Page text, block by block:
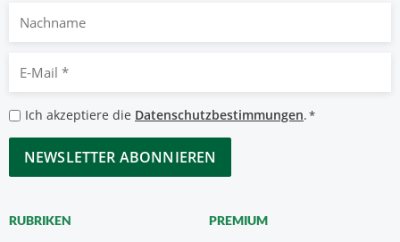
Nachname
Mail
*
Datenschutzbestimmungen
*
Ich akzeptiere die Datenschutzbestimmungen.*
CAPTCHA
RUBRIKEN PREMIUM